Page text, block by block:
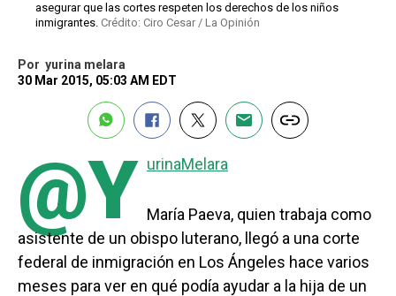
asegurar que las cortes respeten los derechos de los niños
inmigrantes. Crédito: Ciro Cesar / La Opinión
Por yurina melara
30 Mar 2015, 05:03 AM EDT
@Y urinaMelara
María Paeva, quien trabaja como
asistente de un obispo luterano, llegó a una corte
federal de inmigración en Los Ángeles hace varios
meses para ver en qué podía ayudar a la hija de un